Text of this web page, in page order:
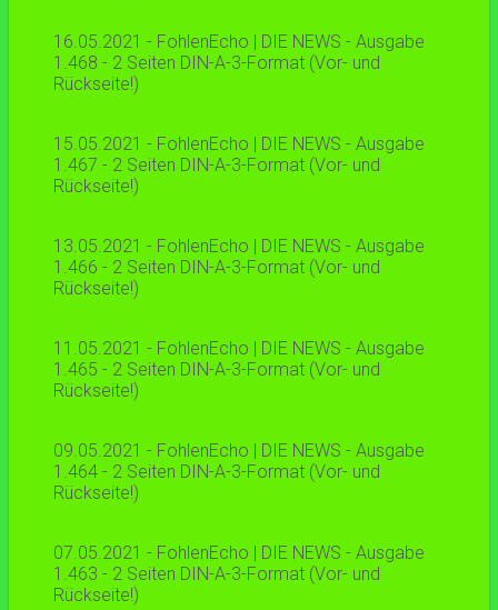
16.05.2021 - FohlenEcho | DIE NEWS - Ausgabe
1.468 - 2 Seiten DIN-A-3-Format (Vor- und
Rückseite!)
15.05.2021 - FohlenEcho | DIE NEWS - Ausgabe
1.467 - 2 Seiten DIN-A-3-Format (Vor- und
Rückseite!)
13.05.2021 - FohlenEcho | DIE NEWS - Ausgabe
1.466 - 2 Seiten DIN-A-3-Format (Vor- und
Rückseite!)
11.05.2021 - FohlenEcho | DIE NEWS - Ausgabe
1.465 - 2 Seiten DIN-A-3-Format (Vor- und
Rückseite!)
09.05.2021 - FohlenEcho | DIE NEWS - Ausgabe
1.464 - 2 Seiten DIN-A-3-Format (Vor- und
Rückseite!)
07.05.2021 - FohlenEcho | DIE NEWS - Ausgabe
1.463 - 2 Seiten DIN-A-3-Format (Vor- und
Rückseite!)